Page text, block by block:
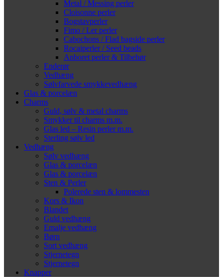
Metal / Messing perler
Cloisonne perler
Bogstavperler
Fimo / Ler perler
Cabochons / Flad bagside perler
Rocaiperler / Seed beads
Anboret perler & Tilbehør
Enderør
Vedhæng
Sølvfarvede smykkevedhæng
Glas & porcelæn
Charms
Guld, sølv & metal charms
Smykker til charms m.m.
Glas led – Resin perler m.m.
Sterling sølv led
Vedhæng
Sølv vedhæng
Glas & porcelæn
Glas & porcelæn
Sten & Perler
Polerede sten & lommesten
Kors & Ikon
Blandet
Guld vedhæng
Emalje vedhæng
Børn
Sort vedhæng
Stjernetegn
Stjernetegn
Knapper